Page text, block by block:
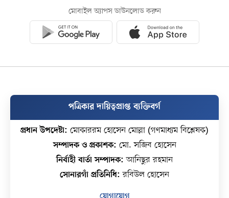
মোবাইল অ্যাপস ডাউনলোড করুন
পত্রিকার দায়িত্বপ্রাপ্ত ব্যক্তিবর্গ
প্রধান উপদেষ্টা: মোকাররম হোসেন মোল্লা (গণমাধ্যম বিশ্লেষক)
সম্পাদক ও প্রকাশক: মো. সজিব হোসেন
নির্বাহী বার্তা সম্পাদক: আনিছুর রহমান
সোনারগাঁ প্রতিনিধি: রবিউল হোসেন